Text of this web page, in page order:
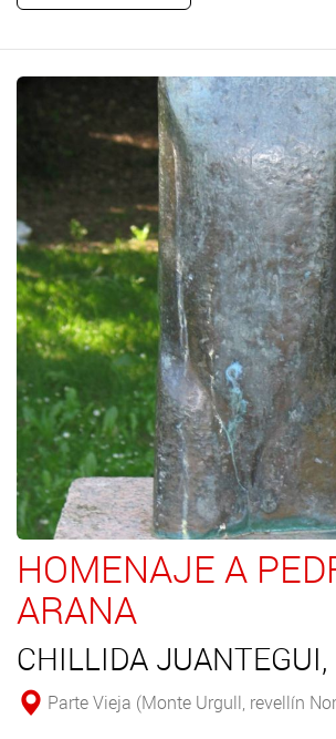
HOMENAJE A
ARANA
CHILLIDA
Parte Vieja (Monte Urgull, revellín